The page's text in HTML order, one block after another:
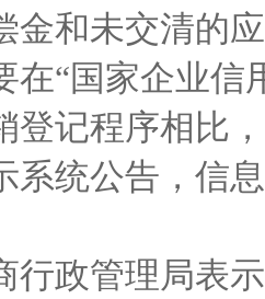
金和未交清的
在“国家企业信
登记程序相比
系统公告，信
政管理局表示